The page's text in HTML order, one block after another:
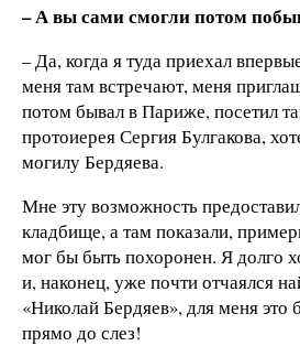
– А вы сами смогли потом
– Да, когда я туда приехал
меня там встречают, меня
потом бывал в Париже, посетил
протоиерея Сергия Булгакова,
могилу Бердяева.
Мне эту возможность
кладбище, а там показали,
мог бы быть похоронен. Я долго
и, наконец, уже почти отчаялся
«Николай Бердяев», для меня это
прямо до слез!